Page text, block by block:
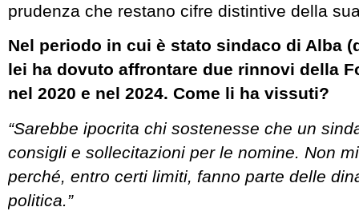
prudenza che restano cifre distintive della
Nel periodo in cui è stato sindaco di Alba
lei ha dovuto affrontare due rinnovi della
nel 2020 e nel 2024. Come li ha vissuti?
“Sarebbe ipocrita chi sostenesse che un
consigli e sollecitazioni per le nomine. Non
perché, entro certi limiti, fanno parte delle
politica.”